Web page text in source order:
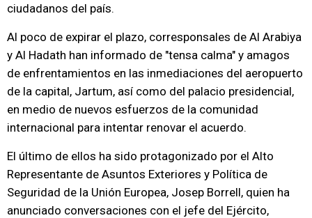
ciudadanos del país.
Al poco de expirar el plazo, corresponsales de Al Arabiya
y Al Hadath han informado de "tensa calma" y amagos
de enfrentamientos en las inmediaciones del aeropuerto
de la capital, Jartum, así como del palacio presidencial,
en medio de nuevos esfuerzos de la comunidad
internacional para intentar renovar el acuerdo.
El último de ellos ha sido protagonizado por el Alto
Representante de Asuntos Exteriores y Política de
Seguridad de la Unión Europea, Josep Borrell, quien ha
anunciado conversaciones con el jefe del Ejército,